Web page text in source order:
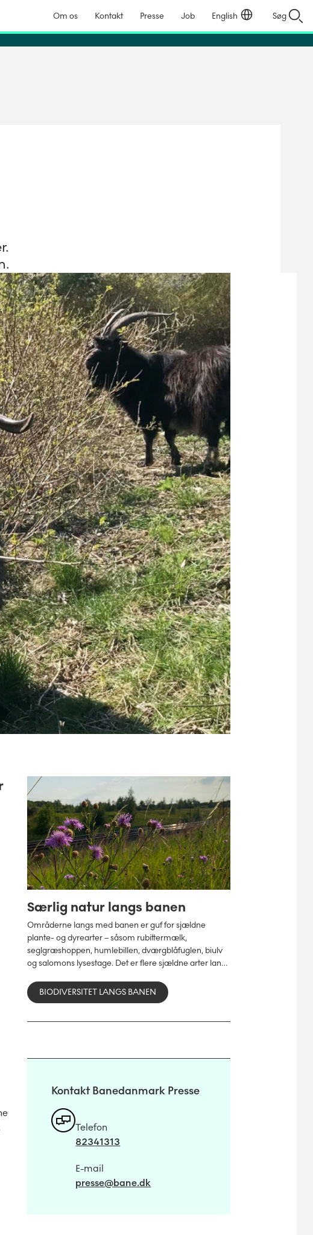
Om os Kontakt Presse Job English Søg
Særlig natur langs banen
Områderne langs med banen er guf for sjældne
plante- og dyrearter – såsom rubittermælk,
seglgræshoppen, humlebillen, dværgblåfuglen, biulv
og salomons lysestage. Det er flere sjældne arter langs
landet.BIODIVERSITET LANGS BANEN
Kontakt Banedanmark Presse
Telefon
82341313
E-mail
presse@bane.dk